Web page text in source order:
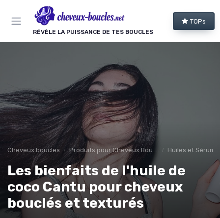
RÉVÈLE LA PUISSANCE DE TES BOUCLES
TOPs
Cheveux boucles Produits pour Cheveux Bouclés et Texturés Huiles et Sérums
Les bienfaits de l'huile de
coco Cantu pour cheveux
bouclés et texturés
Panneau de gestion des cookies